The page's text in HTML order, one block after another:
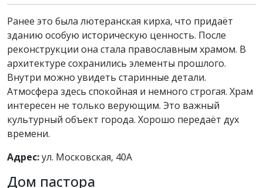
Ранее это была лютеранская кирха, что придаёт
зданию особую историческую ценность. После
реконструкции она стала православным храмом. В
архитектуре сохранились элементы прошлого.
Внутри можно увидеть старинные детали.
Атмосфера здесь спокойная и немного строгая. Храм
интересен не только верующим. Это важный
культурный объект города. Хорошо передаёт дух
времени.
Адрес:ул. Московская, 40А
Дом пастора